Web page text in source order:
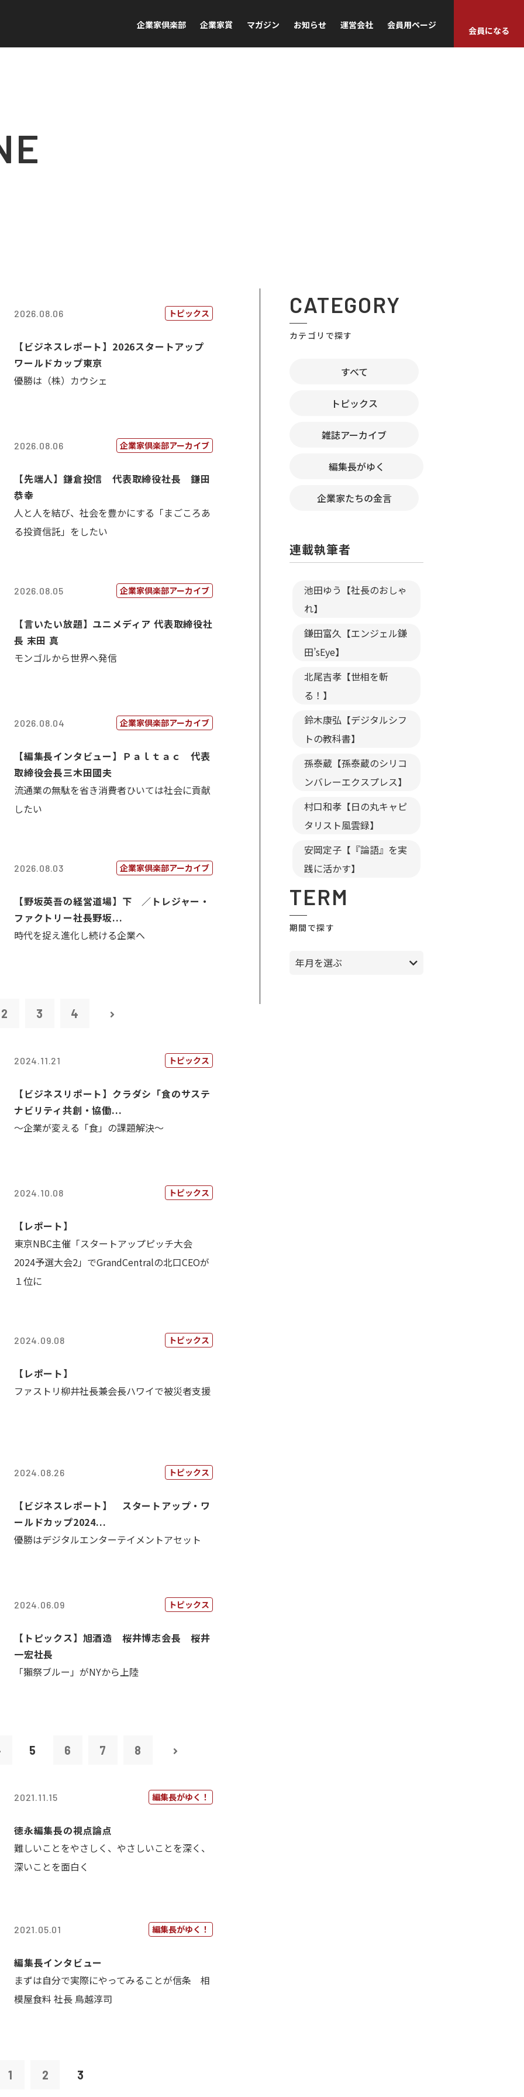
企業家倶楽部 企業家賞 マガジン お知らせ 運営会社 会員用ページ
会員になる
2026.08.06 トピックス
【ビジネスレポート】2026スタートアップ
ワールドカップ東京
優勝は（株）カウシェ
2026.08.06 企業家倶楽部アーカイブ
【先端人】鎌倉投信 代表取締役社長 鎌田
恭幸
人と人を結び、社会を豊かにする「まごころあ
る投資信託」をしたい
2026.08.05 企業家倶楽部アーカイブ
【言いたい放題】ユニメディア 代表取締役社
長 末田 真
モンゴルから世界へ発信
2026.08.04 企業家倶楽部アーカイブ
【編集長インタビュー】Ｐａｌｔａｃ 代表
取締役会長三木田國夫
流通業の無駄を省き消費者ひいては社会に貢献
したい
2026.08.03 企業家倶楽部アーカイブ
【野坂英吾の経営道場】下 ／トレジャー・
ファクトリー社長野坂...
時代を捉え進化し続ける企業へ
2 3 4
2024.11.21 トピックス
【ビジネスリポート】クラダシ「食のサステ
ナビリティ共創・協働...
～企業が変える「食」の課題解決～
2024.10.08 トピックス
【レポート】
東京NBC主催「スタートアップピッチ大会
2024予選大会2」でGrandCentralの北口CEOが
１位に
2024.09.08 トピックス
【レポート】
ファストリ柳井社長兼会長ハワイで被災者支援
2024.08.26 トピックス
【ビジネスレポート】 スタートアップ・ワ
ールドカップ2024...
優勝はデジタルエンターテイメントアセット
2024.06.09 トピックス
【トピックス】旭酒造 桜井博志会長 桜井
一宏社長
「獺祭ブルー」がNYから上陸
5 6 7 8
2021.11.15 編集長がゆく！
徳永編集長の視点論点
難しいことをやさしく、やさしいことを深く、
深いことを面白く
2021.05.01 編集長がゆく！
編集長インタビュー
まずは自分で実際にやってみることが信条 相
模屋食料 社長 鳥越淳司
1 2 3
CATEGORY
カテゴリで探す
すべて
トピックス
雑誌アーカイブ
編集長がゆく
企業家たちの金言
連載執筆者
池田ゆう【社長のおしゃ
れ】
鎌田富久【エンジェル鎌
田’sEye】
北尾吉孝【世相を斬
る！】
鈴木康弘【デジタルシフ
トの教科書】
孫泰蔵【孫泰蔵のシリコ
ンバレーエクスプレス】
村口和孝【日の丸キャピ
タリスト風雲録】
安岡定子【『論語』を実
践に活かす】
TERM
期間で探す
年月を選ぶ